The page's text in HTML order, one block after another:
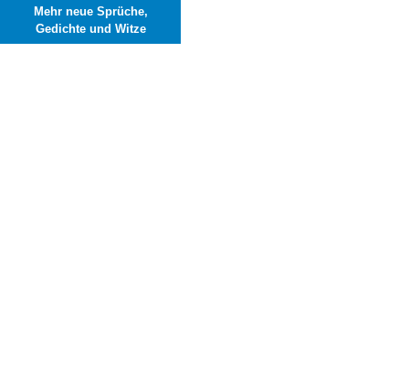
Mehr neue Sprüche,
Gedichte und Witze